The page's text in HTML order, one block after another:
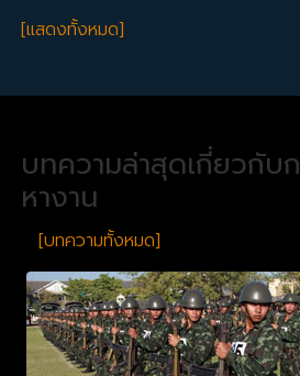
[แสดงทั้งหมด]
บทความล่าสุดเกี่ยวกับ
หางาน
[บทความทั้งหมด]